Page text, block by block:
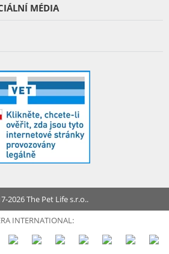
MÉDIA
2026 The Pet Life s.r.o..
INTERNATIONAL: